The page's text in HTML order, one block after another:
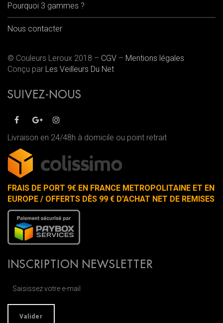
Pourquoi 3 gammes ?
Nous contacter
© Couleurs Leroux 2018 – CGV – Mentions légales
Conçu par Les Veilleurs Du Net
SUIVEZ-NOUS
Livraison en 24/48h à domicile ou point retrait
FRAIS DE PORT 9€ EN FRANCE METROPOLITAINE ET EN
EUROPE / OFFERTS DÈS 99 € D'ACHAT NET DE REMISES
INSCRIPTION NEWSLETTER